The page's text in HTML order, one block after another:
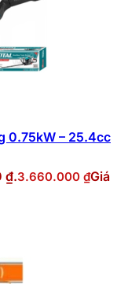
0.75kW – 25.4cc
₫.3.660.000 ₫Giá